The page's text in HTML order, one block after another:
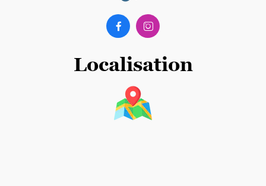
 
Localisation